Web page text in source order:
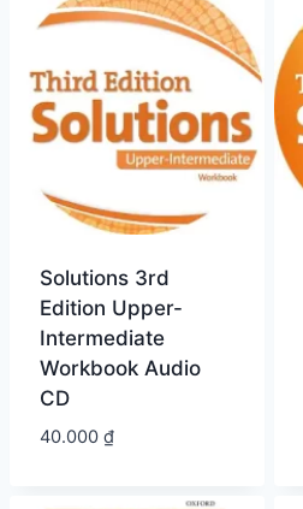
Solutions 3rd
Edition Upper-
Intermediate
Workbook Audio
CD
40.000 ₫